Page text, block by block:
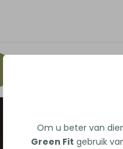
Om u beter van
Green Fit gebruik